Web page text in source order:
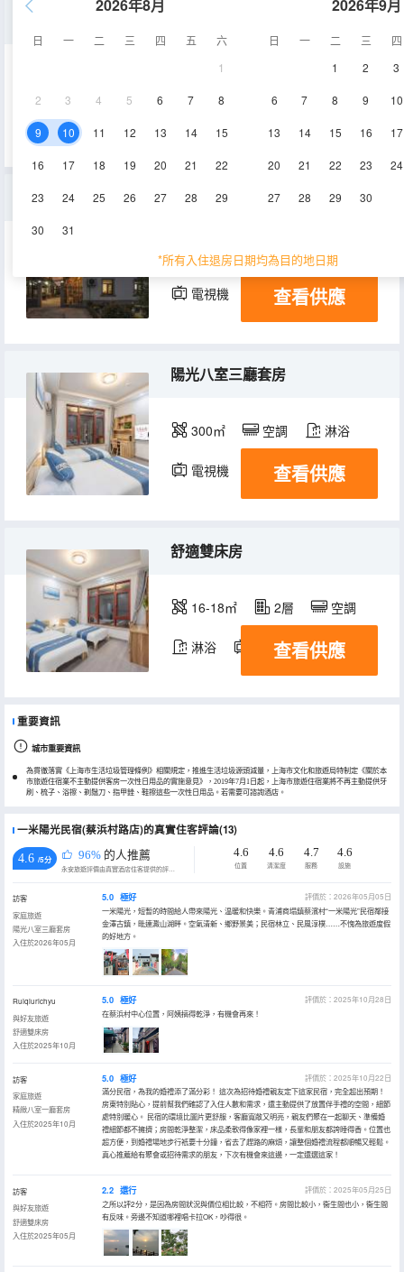
2026年8月
日 一 二 三 四 五
六
1
2 3 4 5 6 7 8
9 10 11 12 13 14 15
16 17 18 19 20 21 22
23 24 25 26 27 28 29
30 31
2026年9月
日 一 二 三
四
1
2 3
6 7 8 9 10
13 14 15 16 17
20 21 22 23 24
27 28 29 30
*所有入住退房日期均為目的地日期
16-18㎡ 空調
精緻八室一廳套房
320㎡ 空調 淋浴
電視機 查看供應
陽光八室三廳套房
300㎡ 空調 淋浴
電視機 查看供應
舒適雙床房
16-18㎡ 2層 空調
淋浴 電視機
查看供應
重要資訊
城市重要資訊
為貫徹落實《上海市生活垃圾管理條例》相關規定，推進生活垃圾源頭減量，上海市文化和旅遊局特制定《關於本
市旅遊住宿業不主動提供客房一次性日用品的實施意見》，2019年7月1日起，上海市旅遊住宿業將不再主動提供牙
刷、梳子、浴擦、剃鬚刀、指甲銼、鞋擦這些一次性日用品。若需要可諮詢酒店。
一米陽光民宿(蔡浜村路店)的真實住客評論(13)
4.6 /5分 96% 的人推薦
永安旅遊評價由真實酒店住客提供的評價。
4.6
位置
4.6
清潔度
4.7
服務
4.6
設施
訪客
家庭旅遊
陽光八室三廳套房
入住於2026年05月
5.0 極好
評價於：2026年05月05日
一米陽光，短暫的時間給人帶來陽光、温暖和快樂。青浦商塌鎮蔡濱村“一米陽光”民宿鄰接
金澤古鎮，毗連澱山湖畔。空氣清新、鄉野景美；民宿林立、民風淳樸……不愧為旅遊度假
的好地方。
Ruiqiurichyu
與好友旅遊
舒適雙床房
入住於2025年10月
5.0 極好
評價於：2025年10月28日
在蔡浜村中心位置，阿姨搞得乾淨，有機會再來！
訪客
家庭旅遊
精緻八室一廳套房
入住於2025年10月
5.0 極好
評價於：2025年10月22日
滿分民宿，為我的婚禮添了滿分彩！ 這次為招待婚禮親友定下這家民宿，完全超出預期！
房東特別貼心，提前幫我們確認了入住人數和需求，還主動提供了放置伴手禮的空間，細節
處特別暖心。 民宿的環境比圖片更舒服，客廳寬敞又明亮，親友們聚在一起聊天、準備婚
禮細節都不擁擠；房間乾淨整潔，床品柔軟得像家裡一樣，長輩和朋友都誇睡得香。位置也
超方便，到婚禮場地步行衹要十分鐘，省去了趕路的麻煩，讓整個婚禮流程都順暢又輕鬆。
真心推薦給有聚會或招待需求的朋友，下次有機會來這邊，一定還選這家！
訪客
與好友旅遊
舒適雙床房
入住於2025年05月
2.2 還行
評價於：2025年05月25日
之所以評2分，是因為房間狀況與價位相比較，不相符。房間比較小，衞生間也小，衞生間
有反味。旁邊不知道哪裡唱卡拉OK，吵得很。